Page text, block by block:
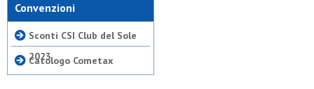
Convenzioni
Sconti CSI Club del Sole
2023
Catologo Cometax